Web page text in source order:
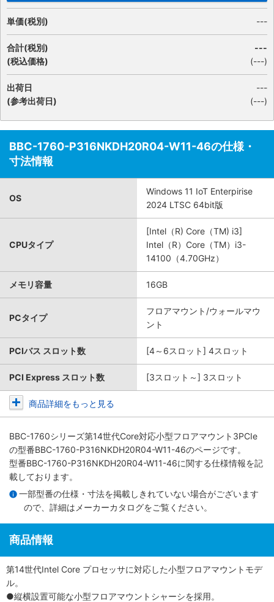
単価(税別) ---
合計(税別)
(税込価格)
---
(---)
出荷日
(参考出荷日)
---
(---)
BBC-1760-P316NKDH20R04-W11-46の仕様・
寸法情報
OS
Windows 11 IoT Enterpirise
2024 LTSC 64bit版
CPUタイプ
[Intel（R) Core（TM) i3]
Intel（R）Core（TM）i3-
14100（4.70GHz）
メモリ容量 16GB
PCタイプ
フロアマウント/ウォールマウ
ント
PCIバス スロット数 [4～6スロット] 4スロット
PCI Express スロット数 [3スロット～] 3スロット
商品詳細をもっと見る
BBC-1760シリーズ第14世代Core対応小型フロアマウント3PCIe
の型番BBC-1760-P316NKDH20R04-W11-46のページです。
型番BBC-1760-P316NKDH20R04-W11-46に関する仕様情報を記
載しております。
一部型番の仕様・寸法を掲載しきれていない場合がございます
ので、詳細は メーカーカタログをご覧ください。
商品情報
第14世代Intel Core プロセッサに対応した小型フロアマウントモデ
ル。
●縦横設置可能な小型フロアマウントシャーシを採用。